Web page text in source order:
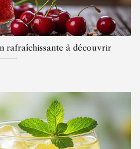
rafraîchissante à découvrir